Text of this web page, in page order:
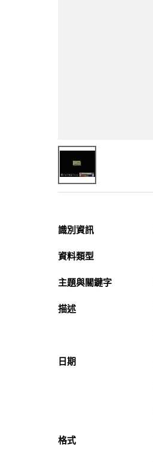
識別資訊
資料類型
主題與關鍵字
描述
日期
格式